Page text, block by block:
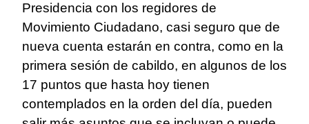
Presidencia con los regidores de
Movimiento Ciudadano, casi seguro que de
nueva cuenta estarán en contra, como en la
primera sesión de cabildo, en algunos de los
17 puntos que hasta hoy tienen
contemplados en la orden del día, pueden